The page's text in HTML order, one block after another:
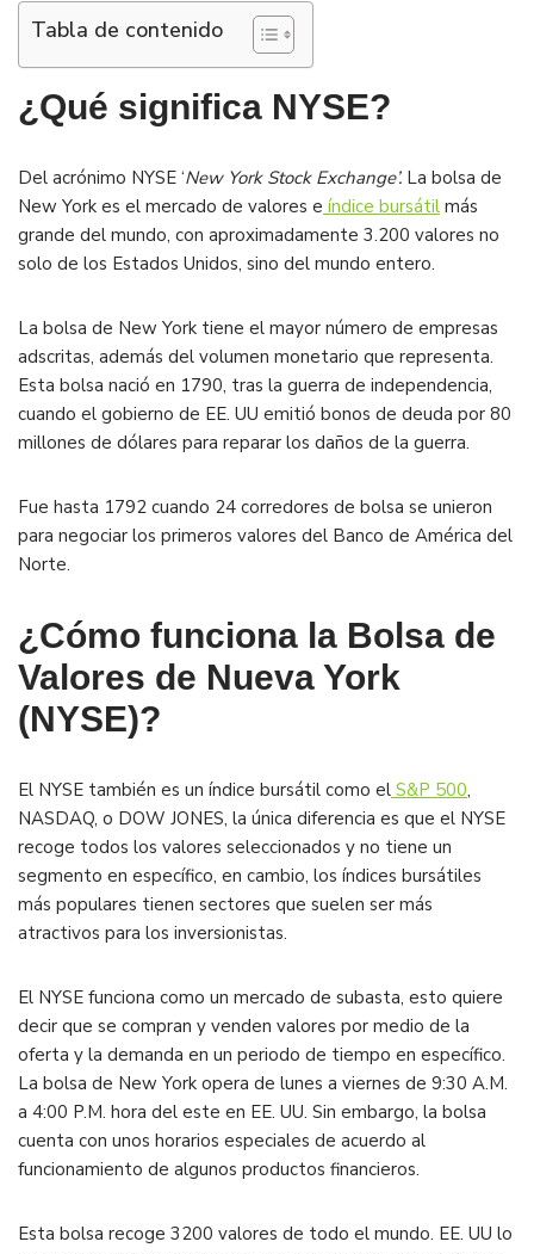
Tabla de contenido
¿Qué significa NYSE?
Del acrónimo NYSE ‘New York Stock Exchange’. La bolsa de
New York es el mercado de valores e índice bursátil más
grande del mundo, con aproximadamente 3.200 valores no
solo de los Estados Unidos, sino del mundo entero.
La bolsa de New York tiene el mayor número de empresas
adscritas, además del volumen monetario que representa.
Esta bolsa nació en 1790, tras la guerra de independencia,
cuando el gobierno de EE. UU emitió bonos de deuda por 80
millones de dólares para reparar los daños de la guerra.
Fue hasta 1792 cuando 24 corredores de bolsa se unieron
para negociar los primeros valores del Banco de América del
Norte.
¿Cómo funciona la Bolsa de
Valores de Nueva York
(NYSE)?
El NYSE también es un índice bursátil como el S&P 500,
NASDAQ, o DOW JONES, la única diferencia es que el NYSE
recoge todos los valores seleccionados y no tiene un
segmento en específico, en cambio, los índices bursátiles
más populares tienen sectores que suelen ser más
atractivos para los inversionistas.
El NYSE funciona como un mercado de subasta, esto quiere
decir que se compran y venden valores por medio de la
oferta y la demanda en un periodo de tiempo en específico.
La bolsa de New York opera de lunes a viernes de 9:30 A.M.
a 4:00 P.M. hora del este en EE. UU. Sin embargo, la bolsa
cuenta con unos horarios especiales de acuerdo al
funcionamiento de algunos productos financieros.
Esta bolsa recoge 3200 valores de todo el mundo. EE. UU lo